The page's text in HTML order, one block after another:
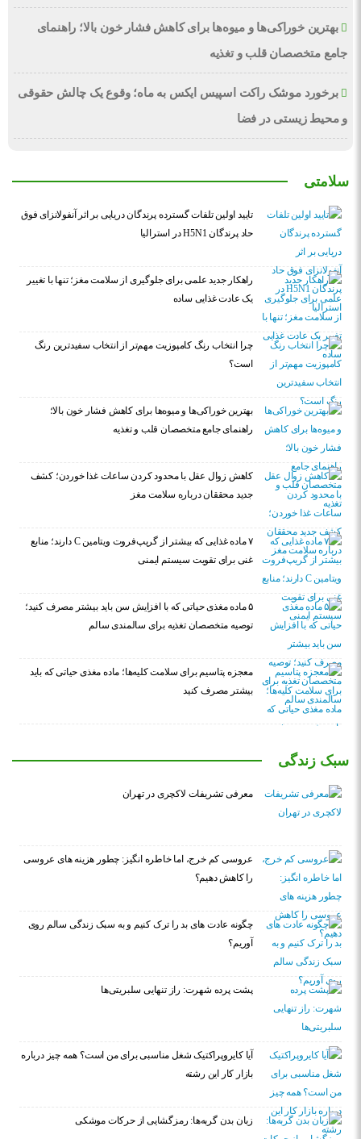
بهترین خوراکی‌ها و میوه‌ها برای کاهش فشار خون بالا؛ راهنمای
جامع متخصصان قلب و تغذیه
برخورد موشک راکت اسپیس ایکس به ماه؛ وقوع یک چالش حقوقی
و محیط زیستی در فضا
سلامتی
تایید اولین تلفات گسترده پرندگان دریایی بر اثر آنفولانزای فوق
حاد پرندگان H5N1 در استرالیا
راهکار جدید علمی برای جلوگیری از سلامت مغز؛ تنها با تغییر
یک عادت غذایی ساده
چرا انتخاب رنگ کامپوزیت مهم‌تر از انتخاب سفیدترین رنگ
است؟
بهترین خوراکی‌ها و میوه‌ها برای کاهش فشار خون بالا؛
راهنمای جامع متخصصان قلب و تغذیه
کاهش زوال عقل با محدود کردن ساعات غذا خوردن؛ کشف
جدید محققان درباره سلامت مغز
۷ ماده غذایی که بیشتر از گریپ‌فروت ویتامین C دارند؛ منابع
غنی برای تقویت سیستم ایمنی
۵ ماده مغذی حیاتی که با افزایش سن باید بیشتر مصرف کنید؛
توصیه متخصصان تغذیه برای سالمندی سالم
معجزه پتاسیم برای سلامت کلیه‌ها؛ ماده مغذی حیاتی که باید
بیشتر مصرف کنید
سبک زندگی
معرفی تشریفات لاکچری در تهران
عروسی کم خرج، اما خاطره انگیز: چطور هزینه های عروسی
را کاهش دهیم؟
چگونه عادت‌ های بد را ترک کنیم و به سبک زندگی سالم روی
آوریم؟
پشت پرده شهرت: راز تنهایی سلبریتی‌ها
آیا کایروپراکتیک شغل مناسبی برای من است؟ همه چیز درباره
بازار کار این رشته
زبان بدن گربه‌ها: رمزگشایی از حرکات موشکی